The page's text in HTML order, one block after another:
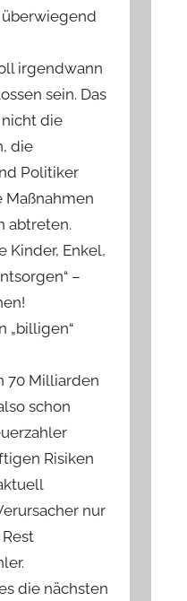
irgendwann
sein. Das
die
die
Politiker
abtreten.
Kinder, Enkel,
–
„billigen“
70 Milliarden
schon
Risiken
nur
die nächsten